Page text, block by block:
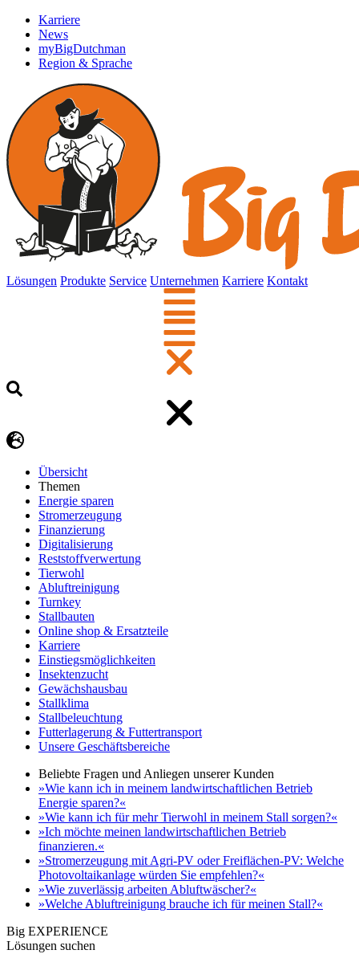
Karriere
News
myBigDutchman
Region & Sprache
Lösungen Produkte Service Unternehmen Karriere Kontakt
Übersicht
Themen
Energie sparen
Stromerzeugung
Finanzierung
Digitalisierung
Reststoffverwertung
Tierwohl
Abluftreinigung
Turnkey
Stallbauten
Online shop & Ersatzteile
Karriere
Einstiegsmöglichkeiten
Insektenzucht
Gewächshausbau
Stallklima
Stallbeleuchtung
Futterlagerung & Futtertransport
Unsere Geschäftsbereiche
Beliebte Fragen und Anliegen unserer Kunden
»Wie kann ich in meinem landwirtschaftlichen Betrieb
Energie sparen?«
»Wie kann ich für mehr Tierwohl in meinem Stall sorgen?«
»Ich möchte meinen landwirtschaftlichen Betrieb
finanzieren.«
»Stromerzeugung mit Agri-PV oder Freiflächen-PV: Welche
Photovoltaikanlage würden Sie empfehlen?«
»Wie zuverlässig arbeiten Abluftwäscher?«
»Welche Abluftreinigung brauche ich für meinen Stall?«
Big EXPERIENCE
Lösungen suchen